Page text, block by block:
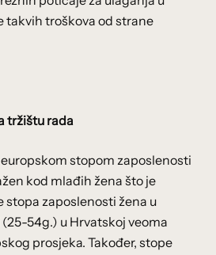
takvih troškova od strane
tržištu rada
stopom zaposlenosti
kod mlađih žena što je
stopa zaposlenosti žena u
54g.) u Hrvatskoj veoma
prosjeka. Također, stope